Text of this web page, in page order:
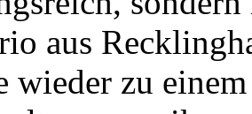
aus
zu